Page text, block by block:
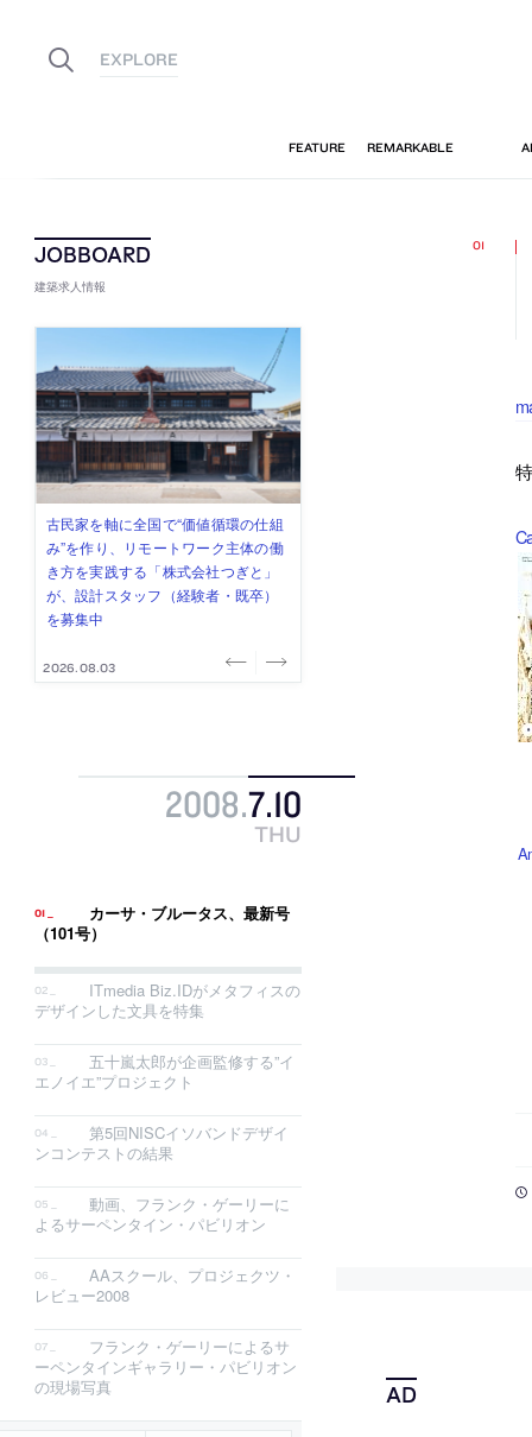
建築求人情報
佐々木慧が主宰する「axonometric株
式会社」が、設計スタッフ（経験
者・既卒・2027年新卒）を募集中
2026.08.07
古民家を軸に全国で“価値循環の仕組
み”を作り、リモートワーク主体の働
き方を実践する「株式会社つぎと」
が、設計スタッフ（経験者・既卒）
を募集中
2026.08.03
リノベる株式会社が、設計パートナ
ー (業務委託) を募集中
2026.08.03
社会への影響力のある建築を手掛
け、スタッフ同士で助け合う環境づ
くりも行う「E.A.S.T.architects」
が、設計スタッフ（経験者・既卒・
2027年新卒）を募集中
2026.07.31
代官山を拠点に活動する「梅澤竜也 /
ALA INC.」が、設計スタッフ・アル
バイト・事務職を募集中
2026.07.30
2008.7.10
THU
カーサ・ブルータス、最新号
（101号）
ITmedia Biz.IDがメタフィスの
デザインした文具を特集
五十嵐太郎が企画監修する”イ
エノイエ”プロジェクト
第5回NISCイソバンドデザイ
ンコンテストの結果
動画、フランク・ゲーリーに
よるサーペンタイン・パビリオン
AAスクール、プロジェクツ・
レビュー2008
フランク・ゲーリーによるサ
ーペンタインギャラリー・パビリオン
の現場写真